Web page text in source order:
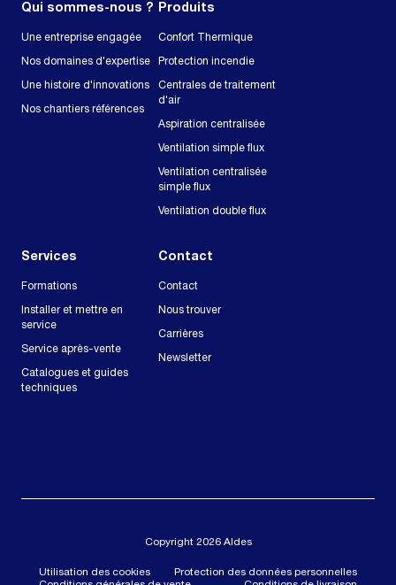
Qui sommes-nous ?
Une entreprise engagée
Nos domaines d'expertise
Une histoire d'innovations
Nos chantiers références
Produits
Confort Thermique
Protection incendie
Centrales de traitement
d'air
Aspiration centralisée
Ventilation simple flux
Ventilation centralisée
simple flux
Ventilation double flux
Services
Formations
Installer et mettre en
service
Service après-vente
Catalogues et guides
techniques
Contact
Contact
Nous trouver
Carrières
Newsletter
Copyright 2026 Aldes
Utilisation des cookies
Protection des données personnelles